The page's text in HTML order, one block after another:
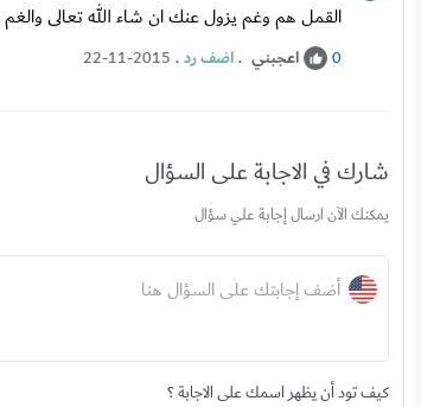
القمل هم وغم يزول عنك ان شاء الله تعالى
0 اعجبني .اضف رد.
22-11-2015
شارك في الاجابة على السؤال
يمكنك الآن ارسال إجابة علي سؤال
أضف إجابتك على السؤال هنا
كيف تود أن يظهر اسمك على الاجابة ؟